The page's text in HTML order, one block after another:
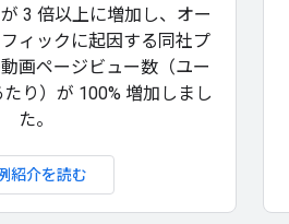
3 倍以上に増加し、オー
ィックに起因する同社プ
画ページビュー数（ユー
り）が 100% 増加しまし
た。
紹介を読む